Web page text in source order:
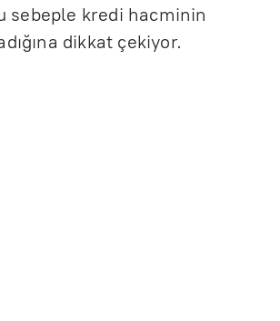
sebeple kredi hacminin
dikkat çekiyor.